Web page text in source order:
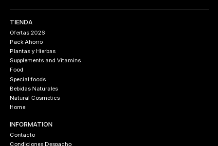
TIENDA
Ofertas 2026
Pack Ahorro
Plantas y Hierbas
Supplements and Vitamins
Food
Special foods
Bebidas Naturales
Natural Cosmetics
Home
INFORMATION
Contacto
Condiciones Despacho